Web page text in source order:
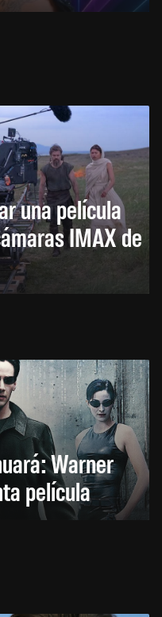
una película
IMAX de
Warner
película